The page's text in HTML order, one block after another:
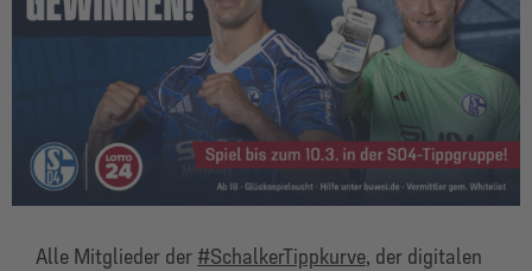
Alle Mitglieder der #SchalkerTippkurve, der digitalen